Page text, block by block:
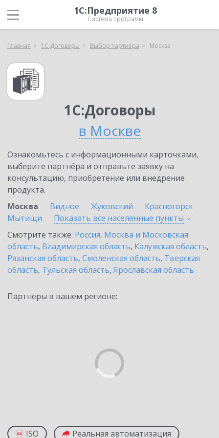
1С:Предприятие 8
Система программ
Главная 1С:Договоры Выбор партнёра Москва
1С:Договоры
в Москве
Ознакомьтесь с информационными карточками,
выберите партнёра и отправьте заявку на
консультацию, приобретение или внедрение
продукта.
Москва
Видное Жуковский
Красногорск
Мытищи
Показать все населенные пункты
Смотрите также: Россия, Москва и Московская
область, Владимирская область, Калужская область,
Рязанская область, Смоленская область, Тверская
область, Тульская область, Ярославская область
Партнеры в вашем регионе:
ISO Реальная автоматизация